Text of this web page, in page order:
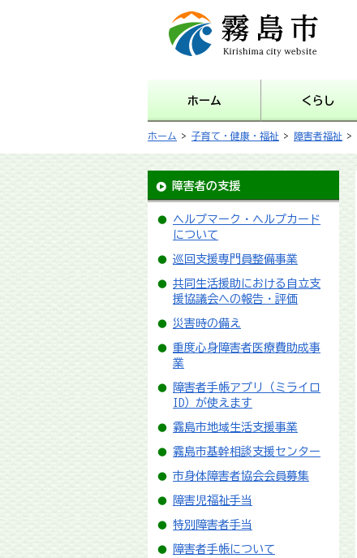
霧島市 Kirishima city
website
ホーム くらし
ホーム > 子育て・健康・福祉 > 障害者福祉 >
障害者の支援
ヘルプマーク・ヘルプカード
について
巡回支援専門員整備事業
共同生活援助における自立支
援協議会への報告・評価
災害時の備え
重度心身障害者医療費助成事
業
障害者手帳アプリ（ミライロ
ID）が使えます
霧島市地域生活支援事業
霧島市基幹相談支援センター
市身体障害者協会会員募集
障害児福祉手当
特別障害者手当
障害者手帳について